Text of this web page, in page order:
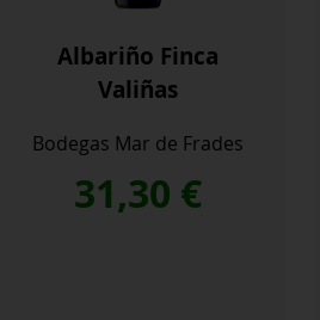
Albariño Finca
Valiñas
Bodegas Mar de Frades
31,30 €